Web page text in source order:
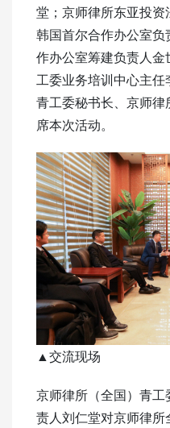
堂；京师律所东亚投
韩国首尔合作办公室
作办公室筹建负责人
工委业务培训中心主任
青工委秘书长、京师
席本次活动。
▲交流现场
京师律所（全国）青
责人刘仁堂对京师律